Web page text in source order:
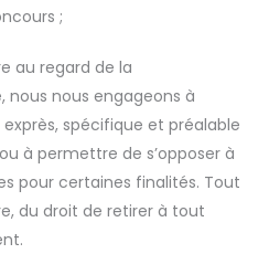
;
au regard de la
nous engageons à
spécifique et préalable
à permettre de s’opposer à
pour certaines finalités. Tout
du droit de retirer à tout